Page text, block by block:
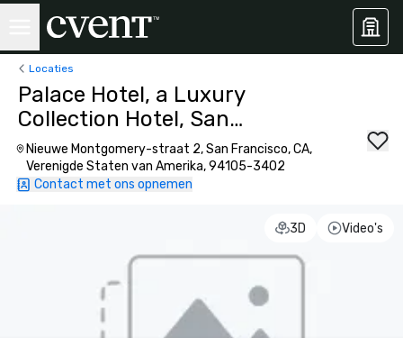
Locaties
Palace Hotel, a Luxury
Collection Hotel, San
Francisco
Nieuwe Montgomery-straat 2, San Francisco, CA,
Verenigde Staten van Amerika, 94105-3402
Contact met ons opnemen
3D Video's